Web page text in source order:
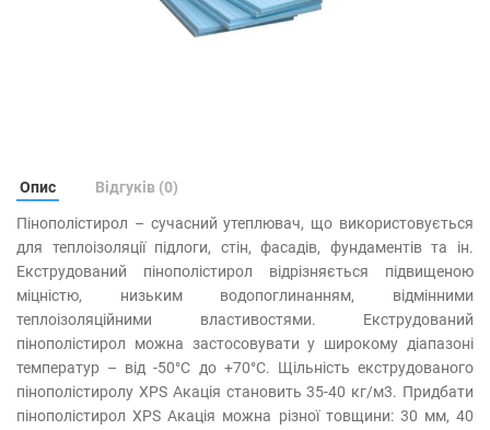
Опис Відгуків (0)
Пінополістирол – сучасний утеплювач, що використовується
для теплоізоляції підлоги, стін, фасадів, фундаментів та ін.
Екструдований пінополістирол відрізняється підвищеною
міцністю, низьким водопоглинанням, відмінними
теплоізоляційними властивостями. Екструдований
пінополістирол можна застосовувати у широкому діапазоні
температур – від -50°С до +70°С. Щільність екструдованого
пінополістиролу XPS Акація становить 35-40 кг/м3. Придбати
пінополістирол XPS Акація можна різної товщини: 30 мм, 40